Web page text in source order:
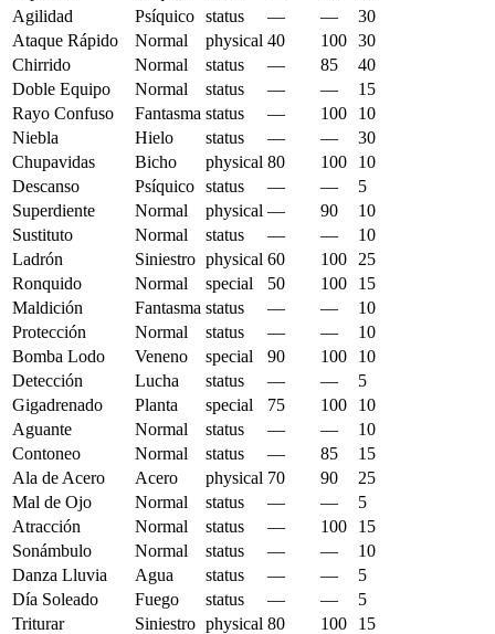
Agilidad
Psíquico status — —
30
Ataque Rápido
Normal physical 40 100 30
Chirrido
Normal status — 85
40
Doble Equipo
Normal status — —
15
Rayo Confuso
Fantasma status — 100
10
Niebla
Hielo status — —
30
Chupavidas
Bicho physical 80 100
10
Descanso
Psíquico status — —
5
Superdiente
Normal physical — 90
10
Sustituto
Normal status — —
10
Ladrón
Siniestro physical 60 100
25
Ronquido
Normal special 50 100
15
Maldición
Fantasma status — —
10
Protección
Normal status — —
10
Bomba Lodo
Veneno special 90 100
10
Detección
Lucha status — —
5
Gigadrenado
Planta special 75 100
10
Aguante
Normal status — —
10
Contoneo
Normal status — 85
15
Ala de Acero
Acero physical 70 90
25
Mal de Ojo
Normal status — —
5
Atracción
Normal status — 100
15
Sonámbulo
Normal status — —
10
Danza Lluvia
Agua status — —
5
Día Soleado
Fuego status — —
5
Triturar
Siniestro physical 80 100
15